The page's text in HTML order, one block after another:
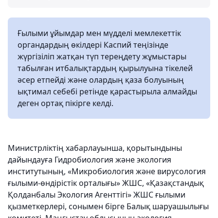
Ғылыми ұйымдар мен мүдделі мемлекеттік
органдардың өкілдері Каспий теңізінде
жүргізіліп жатқан түп тереңдету жұмыстары
табылған итбалықтардың қырылуына тікелей
әсер етпейді және олардың қаза болуының
ықтимал себебі ретінде қарастырыла алмайды
деген ортақ пікірге келді.
Министрліктің хабарлауынша, қорытындыны
дайындауға Гидробиология және экология
институтының, «Микробиология және вирусология
ғылыми-өндірістік орталығы» ЖШС, «Қазақстандық
Қолданбалы Экология Агенттігі» ЖШС ғылыми
қызметкерлері, сонымен бірге Балық шаруашылығы